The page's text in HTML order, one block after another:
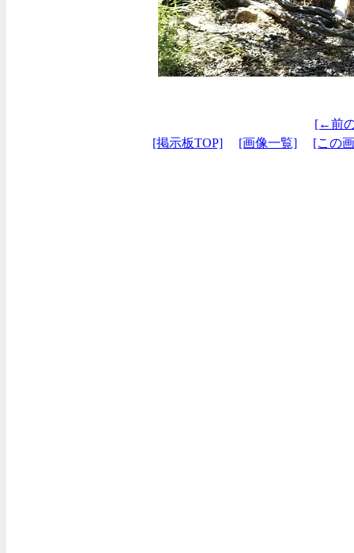
[←前
[掲示板TOP]
[画像一覧] [この